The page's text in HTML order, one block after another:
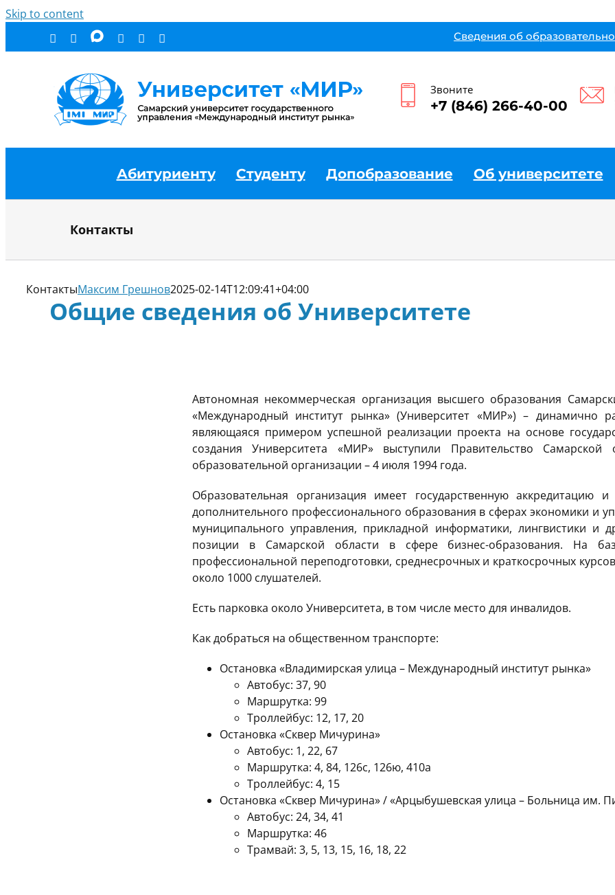
Skip to content
Сведения об
Звоните
+7 (846) 266-40-00
Абитуриенту Студенту Допобразование Об университете
Контакты
КонтактыМаксим Грешнов2025-02-14T12:09:41+04:00
Общие сведения об Университете
Автономная некоммерческая организация высшего образования
«Международный институт рынка» (Университет «МИР») – динамично
являющаяся примером успешной реализации проекта на основе
создания Университета «МИР» выступили Правительство
образовательной организации – 4 июля 1994 года.
Образовательная организация имеет государственную
дополнительного профессионального образования в сферах экономики и
муниципального управления, прикладной информатики, лингвистики
позиции в Самарской области в сфере бизнес-образования. На
профессиональной переподготовки, среднесрочных и краткосрочных
около 1000 слушателей.
Есть парковка около Университета, в том числе место для инвалидов.
Как добраться на общественном транспорте:
Остановка «Владимирская улица – Международный институт рынка»
Автобус: 37, 90
Маршрутка: 99
Троллейбус: 12, 17, 20
Остановка «Сквер Мичурина»
Автобус: 1, 22, 67
Маршрутка: 4, 84, 126с, 126ю, 410а
Троллейбус: 4, 15
Остановка «Сквер Мичурина» / «Арцыбушевская улица – Больница им.
Автобус: 24, 34, 41
Маршрутка: 46
Трамвай: 3, 5, 13, 15, 16, 18, 22